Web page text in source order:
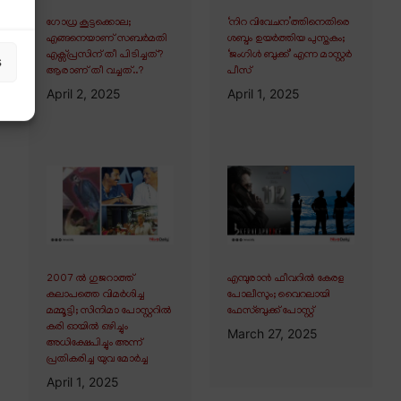
ഗോധ്ര കൂട്ടക്കൊല;
എങ്ങനെയാണ് സബർമതി
എക്സ്പ്രസിന് തീ പിടിച്ചത്?
ആരാണ് തീ വച്ചത്..?
April 2, 2025
‘നിറ വിവേചന’ത്തിനെതിരെ
ശബ്ദം ഉയർത്തിയ പുസ്തകം;
‘ജംഗിൾ ബുക്ക്’ എന്ന മാസ്റ്റർ
പീസ്
April 1, 2025
2007 ൽ ഗുജറാത്ത്
കലാപത്തെ വിമർശിച്ച
മമ്മൂട്ടി; സിനിമാ പോസ്റ്ററിൽ
കരി ഓയിൽ ഒഴിച്ചും
അധിക്ഷേപിച്ചും അന്ന്
പ്രതികരിച്ച യുവ മോർച്ച
April 1, 2025
എമ്പുരാൻ ഫീവറിൽ കേരള
പോലീസും; വൈറലായി
ഫേസ്ബുക്ക് പോസ്റ്റ്
March 27, 2025